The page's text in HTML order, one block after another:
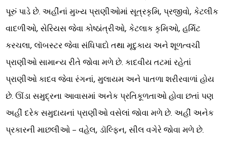
પૂરું પાડે છે. અહીંનાં મુખ્ય પ્રાણીઓમાં સૂત્રકૃમિ, પ્રજીવો, કેટલીક
વાદળીઓ, સેરિયસ જેવા કોષ્ઠાંત્રીઓ, કેટલાક કૃમિઓ, હર્મિટ
કરચલા, લૉબસ્ટર જેવા સંધિપાદો તથા મૃદુકાય અને શૂળત્વચી
પ્રાણીઓ સામાન્ય રીતે જોવા મળે છે. કાદવીય તટમાં રહેતાં
પ્રાણીઓ કાદવ જેવા રંગનાં, મુલાયમ અને પાતળા શરીરવાળાં હોય
છે. ઊંડા સમુદ્રના આવાસમાં અનેક પ્રતિકૂળતાઓ હોવા છતાં પણ
અહીં દરેક સમુદાયનાં પ્રાણીઓ વસેલાં જોવા મળે છે. અહીં અનેક
પ્રકારની માછલીઓ – વહેલ, ડૉલ્ફિન, સીલ વગેરે જોવા મળે છે.